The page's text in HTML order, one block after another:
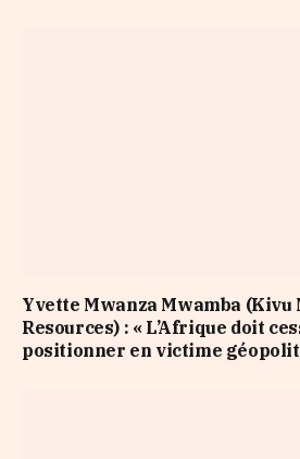
​Yvette Mwanza Mwamba (Kivu
Resources) : « L’Afrique doit
positionner en victime